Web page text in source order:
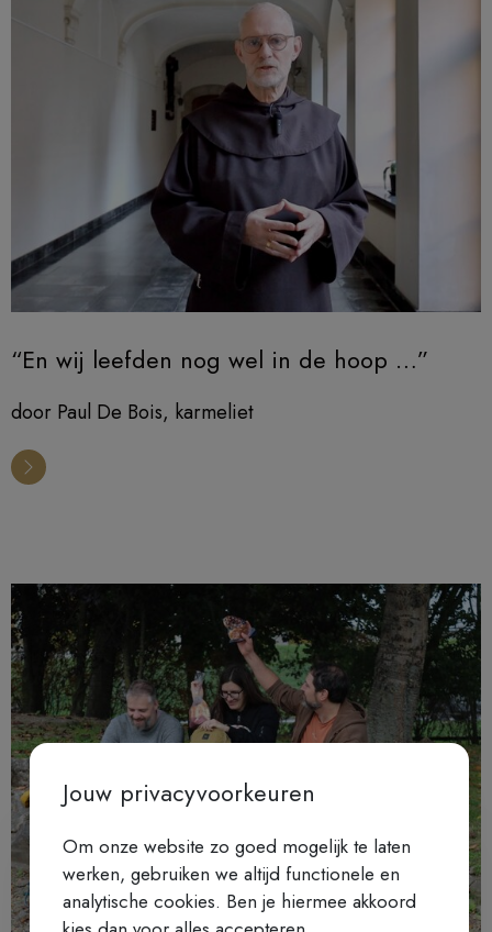
“En wij leefden nog wel in de hoop …”
door Paul De Bois, karmeliet
Jouw privacyvoorkeuren
Om onze website zo goed mogelijk te laten
werken, gebruiken we altijd functionele en
analytische cookies. Ben je hiermee akkoord